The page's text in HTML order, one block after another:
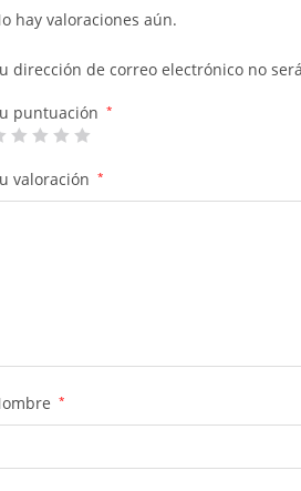
hay valoraciones aún.
dirección de correo electrónico no
puntuación *
valoración *
*